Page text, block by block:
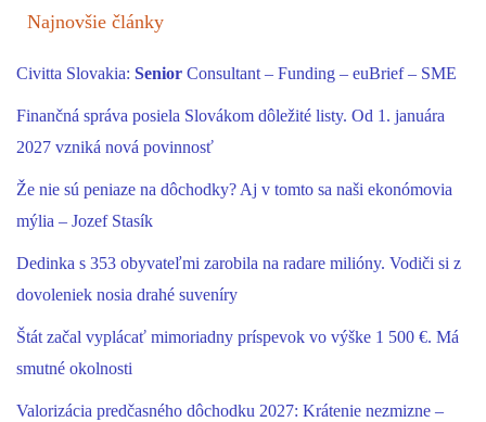
Najnovšie články
Civitta Slovakia: Senior Consultant – Funding – euBrief – SME
Finančná správa posiela Slovákom dôležité listy. Od 1. januára
2027 vzniká nová povinnosť
Že nie sú peniaze na dôchodky? Aj v tomto sa naši ekonómovia
mýlia – Jozef Stasík
Dedinka s 353 obyvateľmi zarobila na radare milióny. Vodiči si z
dovoleniek nosia drahé suveníry
Štát začal vyplácať mimoriadny príspevok vo výške 1 500 €. Má
smutné okolnosti
Valorizácia predčasného dôchodku 2027: Krátenie nezmizne –